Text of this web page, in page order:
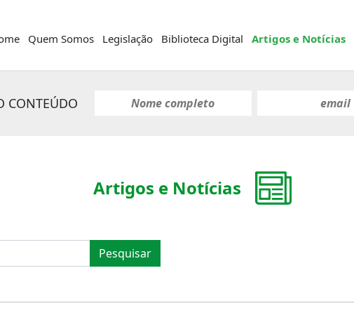
Quem Somos Legislação Biblioteca Digital Artigos e Notícias
CONTEÚDO
Pesquisar
Artigos e Notícias